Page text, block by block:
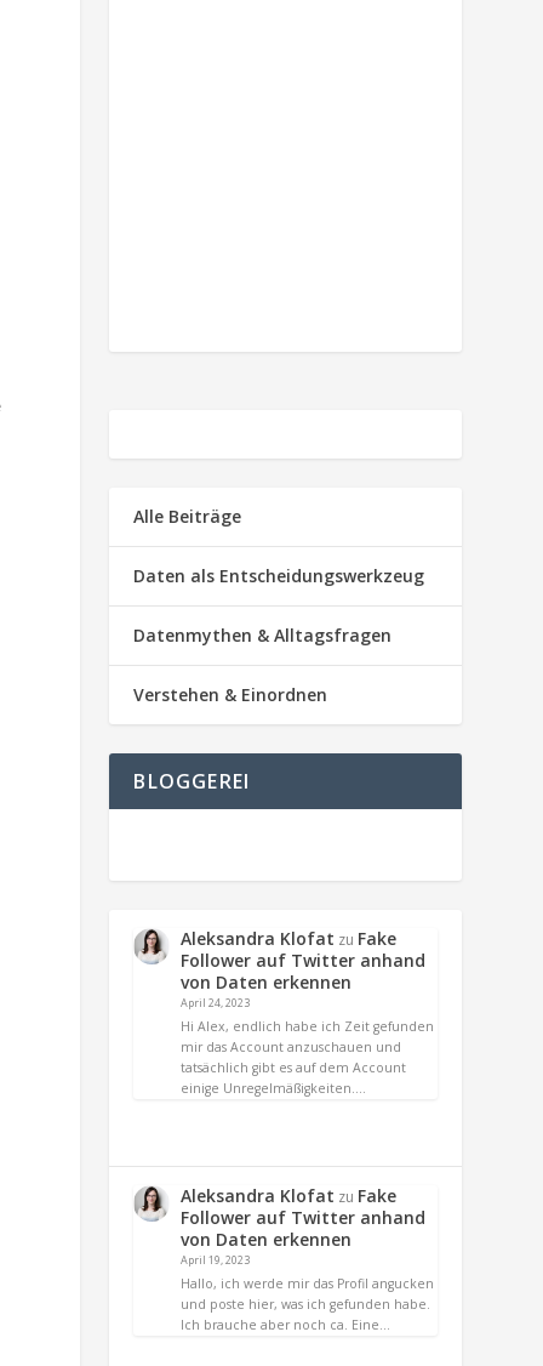
Alle Beiträge
Daten als Entscheidungswerkzeug
Datenmythen & Alltagsfragen
Verstehen & Einordnen
BLOGGEREI
Aleksandra Klofat zu Fake
Follower auf Twitter anhand
von Daten erkennen
April 24, 2023
Hi Alex, endlich habe ich Zeit gefunden
mir das Account anzuschauen und
tatsächlich gibt es auf dem Account
einige Unregelmäßigkeiten.…
Aleksandra Klofat zu Fake
Follower auf Twitter anhand
von Daten erkennen
April 19, 2023
Hallo, ich werde mir das Profil angucken
und poste hier, was ich gefunden habe.
Ich brauche aber noch ca. Eine…